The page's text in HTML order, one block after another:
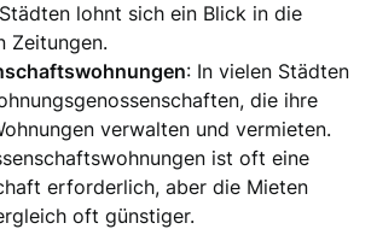
lohnt sich ein Blick in die
Zeitungen.
: In vielen Städten
die ihre
verwalten und vermieten.
ist oft eine
erforderlich, aber die Mieten
oft günstiger.